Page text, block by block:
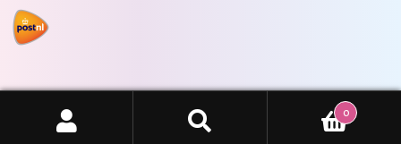
Copyright 2026 - Jan Monnikendam
ZOEKEN
0